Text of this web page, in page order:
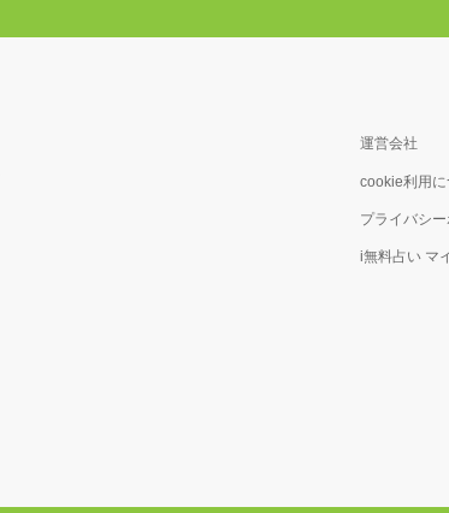
運営会社
cookie利用
プライバシ
i無料占い マ